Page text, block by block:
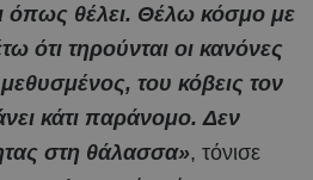
όπως θέλει. Θέλω κόσμο με
ότι τηρούνται οι κανόνες
του κόβεις τον
κάτι παράνομο. Δεν
στη θάλασσα», τόνισε